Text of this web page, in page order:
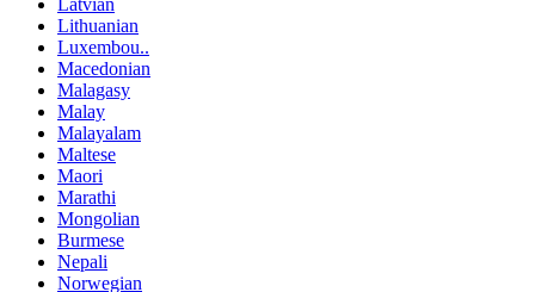
Latvian
Lithuanian
Luxembou..
Macedonian
Malagasy
Malay
Malayalam
Maltese
Maori
Marathi
Mongolian
Burmese
Nepali
Norwegian